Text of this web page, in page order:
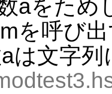
aをため
を呼び
は文字